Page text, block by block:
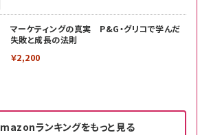
マーケティングの真実 P&G・グリコで学んだ
失敗と成長の法則
￥2,200
ランキングをもっと見る